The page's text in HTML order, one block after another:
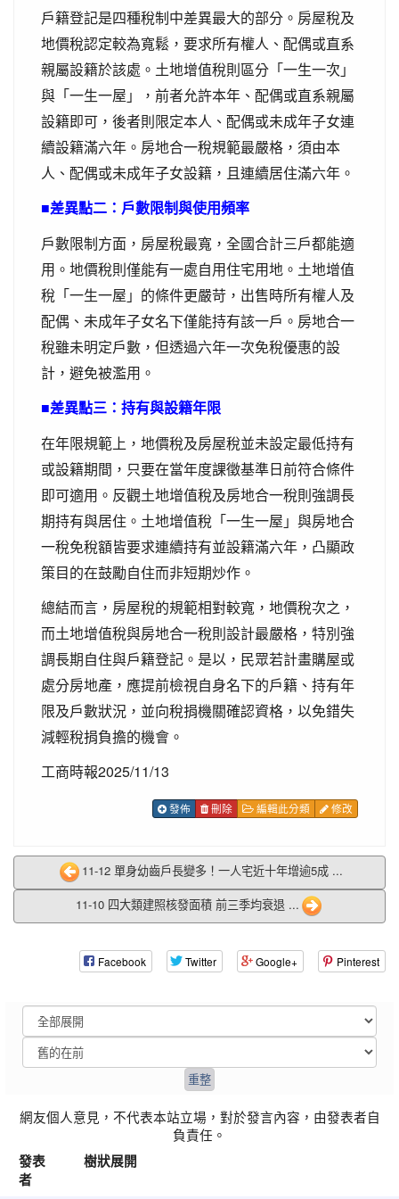
戶籍登記是四種稅制中差異最大的部分。房屋稅及
地價稅認定較為寬鬆，要求所有權人、配偶或直系
親屬設籍於該處。土地增值稅則區分「一生一次」
與「一生一屋」，前者允許本年、配偶或直系親屬
設籍即可，後者則限定本人、配偶或未成年子女連
續設籍滿六年。房地合一稅規範最嚴格，須由本
人、配偶或未成年子女設籍，且連續居住滿六年。
■差異點二：戶數限制與使用頻率
戶數限制方面，房屋稅最寬，全國合計三戶都能適
用。地價稅則僅能有一處自用住宅用地。土地增值
稅「一生一屋」的條件更嚴苛，出售時所有權人及
配偶、未成年子女名下僅能持有該一戶。房地合一
稅雖未明定戶數，但透過六年一次免稅優惠的設
計，避免被濫用。
■差異點三：持有與設籍年限
在年限規範上，地價稅及房屋稅並未設定最低持有
或設籍期間，只要在當年度課徵基準日前符合條件
即可適用。反觀土地增值稅及房地合一稅則強調長
期持有與居住。土地增值稅「一生一屋」與房地合
一稅免稅額皆要求連續持有並設籍滿六年，凸顯政
策目的在鼓勵自住而非短期炒作。
總結而言，房屋稅的規範相對較寬，地價稅次之，
而土地增值稅與房地合一稅則設計最嚴格，特別強
調長期自住與戶籍登記。是以，民眾若計畫購屋或
處分房地產，應提前檢視自身名下的戶籍、持有年
限及戶數狀況，並向稅捐機關確認資格，以免錯失
減輕稅捐負擔的機會。
工商時報2025/11/13
發佈 刪除 編輯此分類 修改
11-12 單身幼齒戶長變多！一人宅近十年增逾5成 ...
11-10 四大類建照核發面積 前三季均衰退 ...
Facebook Twitter Google+ Pinterest
網友個人意見，不代表本站立場，對於發言內容，由發表者自
負責任。
發表
者
樹狀展開